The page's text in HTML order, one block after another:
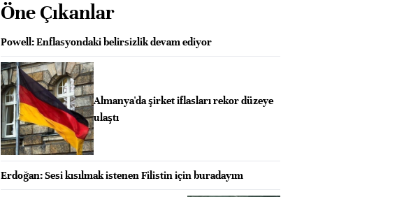
Öne Çıkanlar
Powell: Enflasyondaki belirsizlik devam ediyor
Almanya'da şirket iflasları rekor düzeye
ulaştı
Erdoğan: Sesi kısılmak istenen Filistin için buradayım